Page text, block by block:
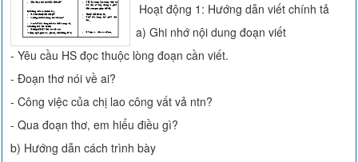
Hoạt động 1: Hướng dẫn viết chính tả
a) Ghi nhớ nội dung đoạn viết
- Yêu cầu HS đọc thuộc lòng đoạn cần viết.
- Đoạn thơ nói về ai?
- Công việc của chị lao công vất vả ntn?
- Qua đoạn thơ, em hiểu điều gì?
b) Hướng dẫn cách trình bày